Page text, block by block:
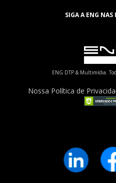
SIGA A ENG NAS
ENG DTP & Multimídia.
Nossa Política de